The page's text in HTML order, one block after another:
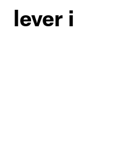
lever i